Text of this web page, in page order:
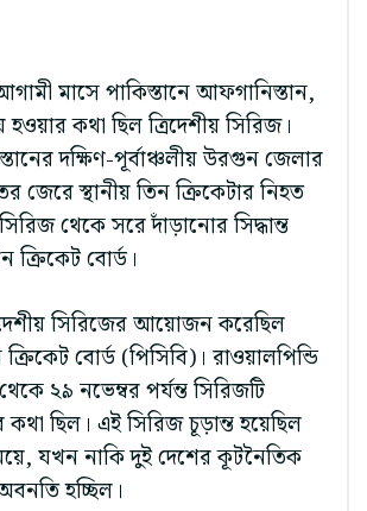
মাসে পাকিস্তানে আফগানিস্তান,
হওয়ার কথা ছিল ত্রিদেশীয় সিরিজ।
দক্ষিণ-পূর্বাঞ্চলীয় উরগুন জেলার
জেরে স্থানীয় তিন ক্রিকেটার নিহত
থেকে সরে দাঁড়ানোর সিদ্ধান্ত
ক্রিকেট বোর্ড।
সিরিজের আয়োজন করেছিল
বোর্ড (পিসিবি)। রাওয়ালপিন্ডি
২৯ নভেম্বর পর্যন্ত সিরিজটি
ছিল। এই সিরিজ চূড়ান্ত হয়েছিল
যখন নাকি দুই দেশের কূটনৈতিক
হচ্ছিল।